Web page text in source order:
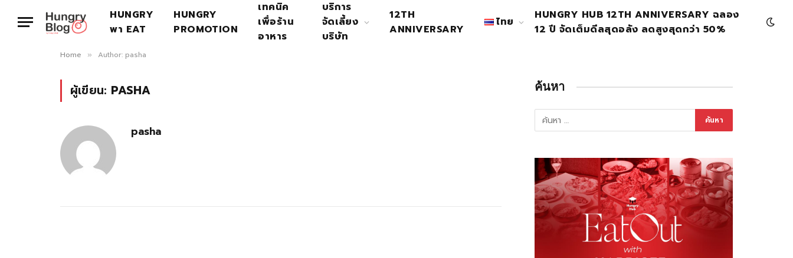
HUNGRY
พา EAT
HUNGRY
PROMOTION
เทคนิค
เพื่อร้าน
อาหาร
บริการ
จัดเลี้ยง
บริษัท
12TH
ANNIVERSARY
ไทย
HUNGRY HUB 12TH ANNIVERSARY ฉลอง
12 ปี จัดเต็มดีลสุดอลัง ลดสูงสุดกว่า 50%
Home » Author: pasha
ผู้เขียน: PASHA
pasha
ค้นหา